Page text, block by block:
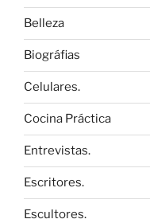
Belleza
Biográfias
Celulares.
Cocina Práctica
Entrevistas.
Escritores.
Escultores.